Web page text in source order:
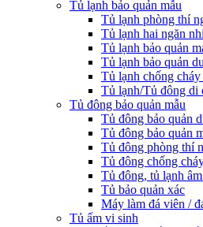
Tủ lạnh bảo quản mẫu
Tủ lạnh phòng thí
Tủ lạnh hai ngăn
Tủ lạnh bảo quản
Tủ lạnh bảo quản
Tủ lạnh chống cháy
Tủ lạnh/Tủ đông di
Tủ đông bảo quản mẫu
Tủ đông bảo quản
Tủ đông bảo quản
Tủ đông phòng thí
Tủ đông chống
Tủ đông, tủ lạnh âm
Tủ bảo quản xác
Máy làm đá viên /
Tủ ấm vi sinh